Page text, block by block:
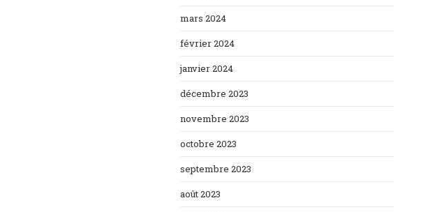
mars 2024
février 2024
janvier 2024
décembre 2023
novembre 2023
octobre 2023
septembre 2023
août 2023